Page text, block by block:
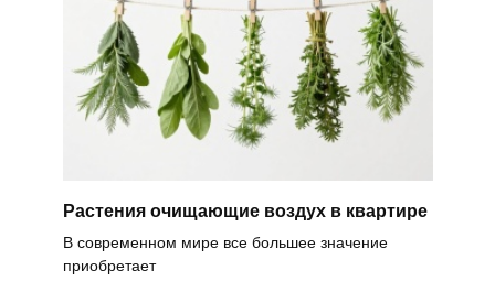
Растения очищающие воздух в квартире
В современном мире все большее значение
приобретает